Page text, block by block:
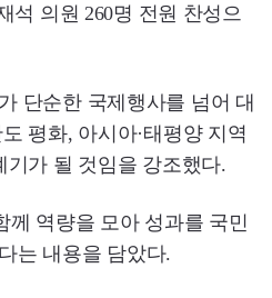
석 의원 260명 전원 찬성으
단순한 국제행사를 넘어 대
평화, 아시아·태평양 지역
기가 될 것임을 강조했다.
께 역량을 모아 성과를 국민
는 내용을 담았다.